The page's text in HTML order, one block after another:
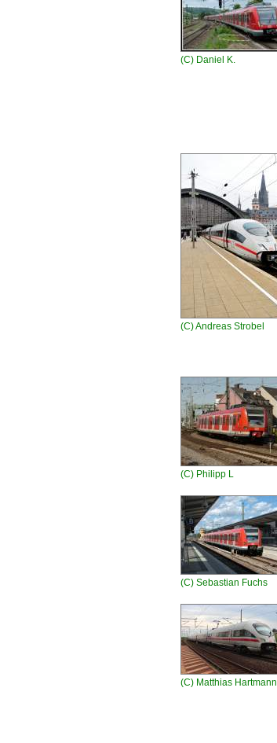
(C) Daniel K.
(C)Andreas Strobel
(C) Philipp L
(C) Sebastian Fuchs
(C) Matthias Hartmann